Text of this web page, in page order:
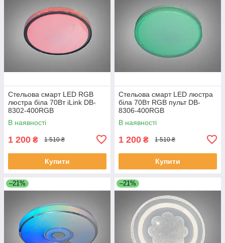
Стельова смарт LED RGB
люстра біла 70Вт iLink DB-
8302-400RGB
В наявності
1 200 ₴ 1 510 ₴
Купити
Стельова смарт LED люстра
біла 70Вт RGB пульт DB-
8306-400RGB
В наявності
1 200 ₴ 1 510 ₴
Купити
–21% –21%